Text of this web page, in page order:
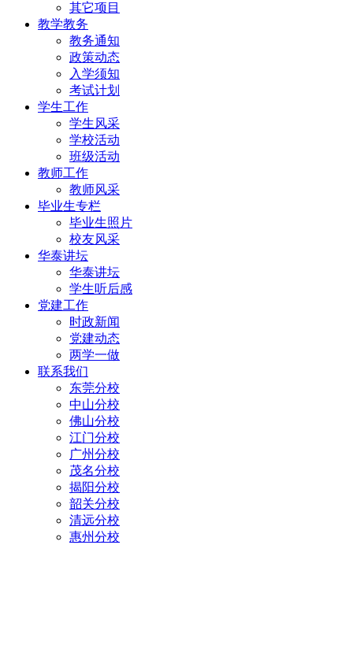
其它项目
教学教务
教务通知
政策动态
入学须知
考试计划
学生工作
学生风采
学校活动
班级活动
教师工作
教师风采
毕业生专栏
毕业生照片
校友风采
华泰讲坛
华泰讲坛
学生听后感
党建工作
时政新闻
党建动态
两学一做
联系我们
东莞分校
中山分校
佛山分校
江门分校
广州分校
茂名分校
揭阳分校
韶关分校
清远分校
惠州分校